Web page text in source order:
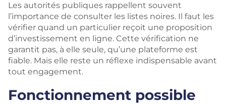
Les autorités publiques rappellent souvent
l’importance de consulter les listes noires. Il faut les
vérifier quand un particulier reçoit une proposition
d’investissement en ligne. Cette vérification ne
garantit pas, à elle seule, qu’une plateforme est
fiable. Mais elle reste un réflexe indispensable avant
tout engagement.
Fonctionnement possible